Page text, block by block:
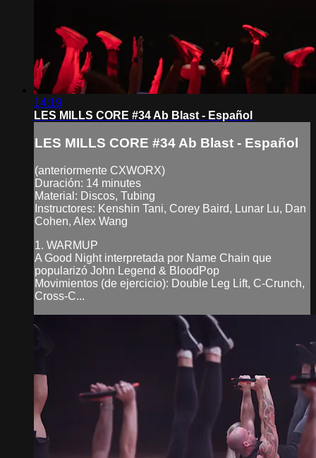
14:19
LES MILLS CORE #34 Ab Blast - Español
LES MILLS CORE #34 Ab Blast - Español
(anteriormente CXWORX)
Duración: 14 minutes
Material: Discos, Tubing
Instructores: Kenshin Tani, Corey Baird, Lunar Lu, Dan
Cohen, Alex Wang
1. WARMUP
A Good Night interpretada por Name Chain que
popularizó John Legend & BloodPop
Movimientos (de ejercicio): Double Leg Lift, C-Crunch,
Cross-C...